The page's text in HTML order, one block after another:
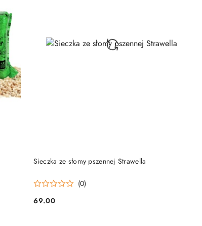
Sieczka ze słomy pszennej Strawella
(0)
Cena:
69.00
PRODUKT NIEDOSTĘPNY